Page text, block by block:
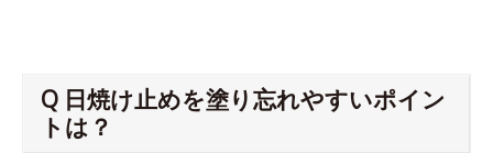
Q 日焼け止めを塗り忘れやすいポイン
トは？